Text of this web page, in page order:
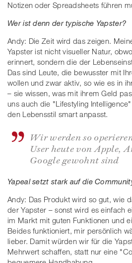
Notizen oder Spreadsheets führen
Wer ist denn der typische Yapster?
Andy: Die Zeit wird das zeigen.
Yapster ist nicht visueller Natur,
erinnert, sondern die der
Das sind Leute, die bewusster mit
wollen und zwar aktiv, so wie es in
– sie wissen, was mit ihrem Geld
uns auch die "Lifestyling
den Lebensstil smart anpasst.
Wir werden so
User heute von Apple,
Google gewohnt sind
Yapeal setzt stark auf die
Andy: Das Produkt wird so gut, wie
der Yapster – sonst wird es einfach
im Markt mit guten Funktionen und
Beides funktioniert, mir persönlich
lieber. Damit würden wir für die
Mehrwert schaffen, statt nur eine